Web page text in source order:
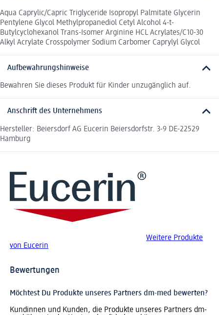
Aqua Caprylic/Capric Triglyceride Isopropyl Palmitate Glycerin
Pentylene Glycol Methylpropanediol Cetyl Alcohol 4-t-
Butylcyclohexanol Trans-Isomer Arginine HCL Acrylates/C10-30
Alkyl Acrylate Crosspolymer Sodium Carbomer Caprylyl Glycol
Aufbewahrungshinweise
Bewahren Sie dieses Produkt für Kinder unzugänglich auf.
Anschrift des Unternehmens
Hersteller: Beiersdorf AG Eucerin Beiersdorfstr. 3-9 DE-22529
Hamburg
Weitere Produkte
von Eucerin
Bewertungen
Möchtest Du Produkte unseres Partners dm-med bewerten?
Kundinnen und Kunden, die Produkte unseres Partners dm-